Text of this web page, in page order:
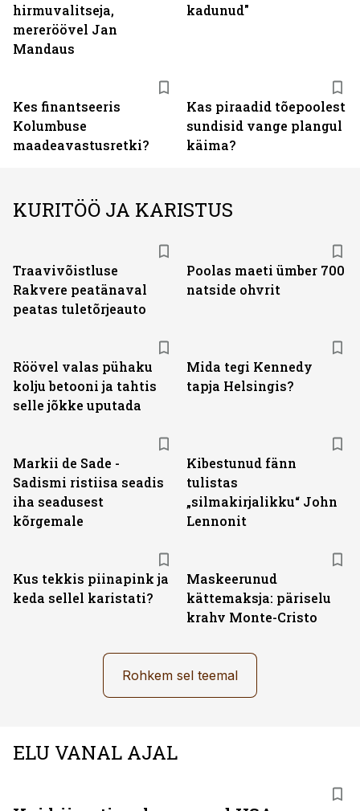
hirmuvalitseja,
mereröövel Jan
Mandaus
kadunud"
Kes finantseeris
Kolumbuse
maadeavastusretki?
Kas piraadid tõepoolest
sundisid vange plangul
käima?
KURITÖÖ JA KARISTUS
Traavivõistluse
Rakvere peatänaval
peatas tuletõrjeauto
Poolas maeti ümber 700
natside ohvrit
Röövel valas pühaku
kolju betooni ja tahtis
selle jõkke uputada
Mida tegi Kennedy
tapja Helsingis?
Markii de Sade -
Sadismi ristiisa seadis
iha seadusest
kõrgemale
Kibestunud fänn
tulistas
„silmakirjalikku“ John
Lennonit
Kus tekkis piinapink ja
keda sellel karistati?
Maskeerunud
kättemaksja: päriselu
krahv Monte-Cristo
Rohkem sel teemal
ELU VANAL AJAL